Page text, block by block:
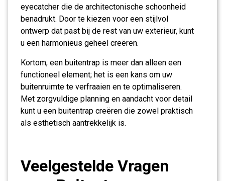
eyecatcher die de architectonische schoonheid
benadrukt. Door te kiezen voor een stijlvol
ontwerp dat past bij de rest van uw exterieur, kunt
u een harmonieus geheel creëren.
Kortom, een buitentrap is meer dan alleen een
functioneel element; het is een kans om uw
buitenruimte te verfraaien en te optimaliseren.
Met zorgvuldige planning en aandacht voor detail
kunt u een buitentrap creëren die zowel praktisch
als esthetisch aantrekkelijk is.
Veelgestelde Vragen